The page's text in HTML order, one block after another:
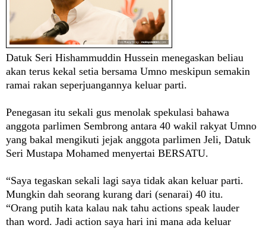
Datuk Seri Hishammuddin Hussein menegaskan beliau
akan terus kekal setia bersama Umno meskipun semakin
ramai rakan seperjuangannya keluar parti.
Penegasan itu sekali gus menolak spekulasi bahawa
anggota parlimen Sembrong antara 40 wakil rakyat Umno
yang bakal mengikuti jejak anggota parlimen Jeli, Datuk
Seri Mustapa Mohamed menyertai BERSATU.
“Saya tegaskan sekali lagi saya tidak akan keluar parti.
Mungkin dah seorang kurang dari (senarai) 40 itu.
“Orang putih kata kalau nak tahu actions speak lauder
than word. Jadi action saya hari ini mana ada keluar